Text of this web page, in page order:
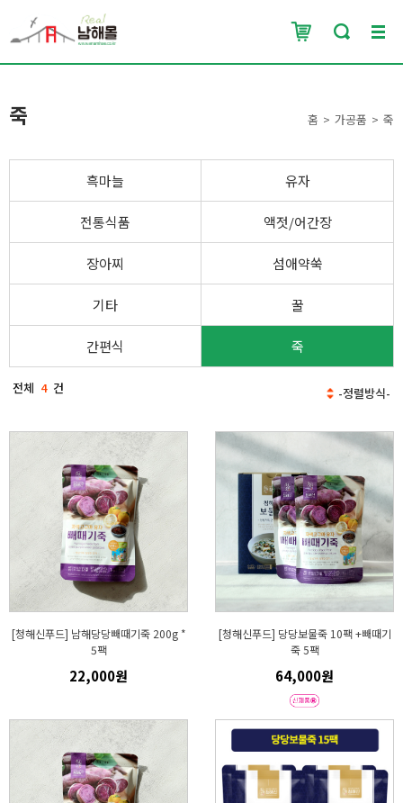
죽 홈 가공품 죽
흑마늘 유자
전통식품 액젓/어간장
장아찌 섬애약쑥
기타 꿀
간편식 죽
전체 4 건
[청해신푸드] 남해당당빼때기죽 200g *
5팩
22,000원
[청해신푸드] 당당보물죽 10팩 +빼때기
죽 5팩
64,000원